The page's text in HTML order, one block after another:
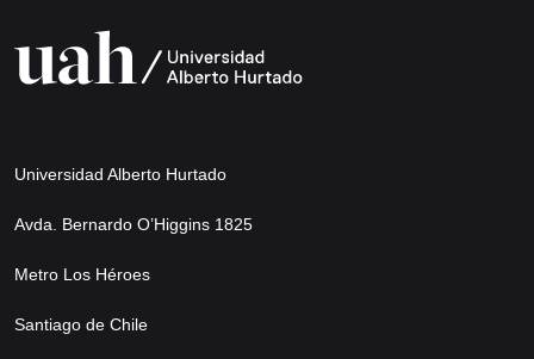
Universidad Alberto Hurtado
Avda. Bernardo O’Higgins 1825
Metro Los Héroes
Santiago de Chile